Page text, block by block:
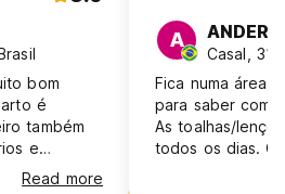
bom
é
também
e
e
Read more
A
Casal, 31-
Fica numa área
para saber
As toalhas/
todos os dias. O